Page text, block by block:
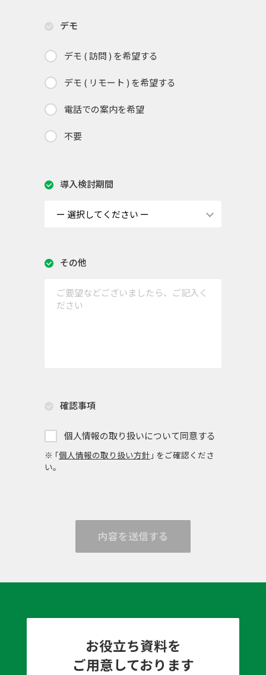
デモ
デモ ( 訪問 ) を希望する
デモ ( リモート ) を希望する
電話での案内を希望
不要
導入検討期間
その他
確認事項
個人情報の取り扱いについて同意する
※ ｢個人情報の取り扱い方針 ｣ をご確認くださ
い。
内容を送信する
お役立ち資料を
ご用意しております